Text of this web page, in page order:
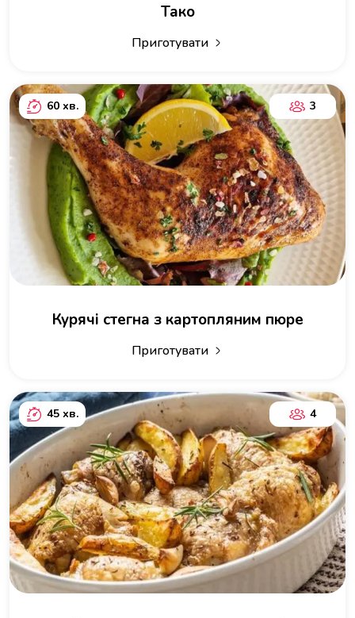
Тако
Приготувати
60 хв. 3
Курячі стегна з картопляним пюре
Приготувати
45 хв. 4